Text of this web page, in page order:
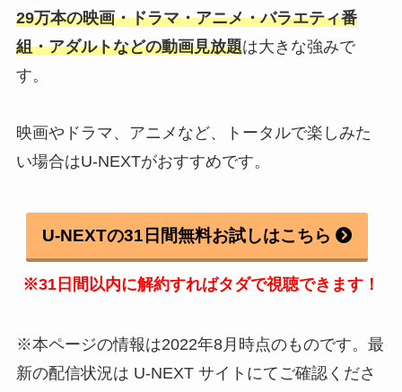
29万本の映画・ドラマ・アニメ・バラエティ番
組・アダルトなどの動画見放題は大きな強みで
す。
映画やドラマ、アニメなど、トータルで楽しみた
い場合はU-NEXTがおすすめです。
U-NEXTの31日間無料お試しはこちら
※31日間以内に解約すればタダで視聴できます！
※本ページの情報は2022年8月時点のものです。最
新の配信状況は U-NEXT サイトにてご確認くださ